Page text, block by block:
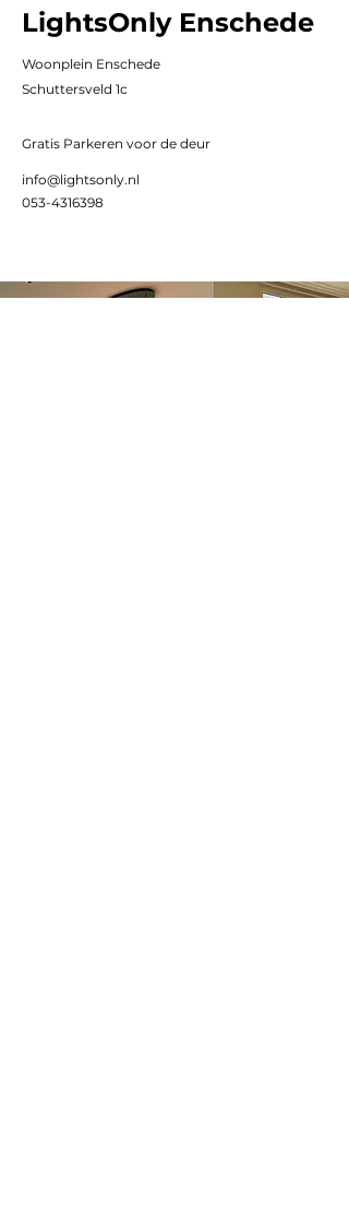
LightsOnly Enschede
Woonplein Enschede
Schuttersveld 1c
Gratis Parkeren voor de deur
info@lightsonly.nl
053-4316398